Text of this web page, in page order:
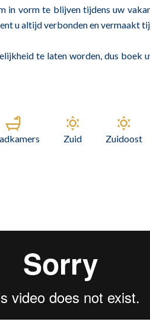
in vorm te blijven tijdens uw
u altijd verbonden en vermaakt
te laten worden, dus boek
Zuid Zuidoost